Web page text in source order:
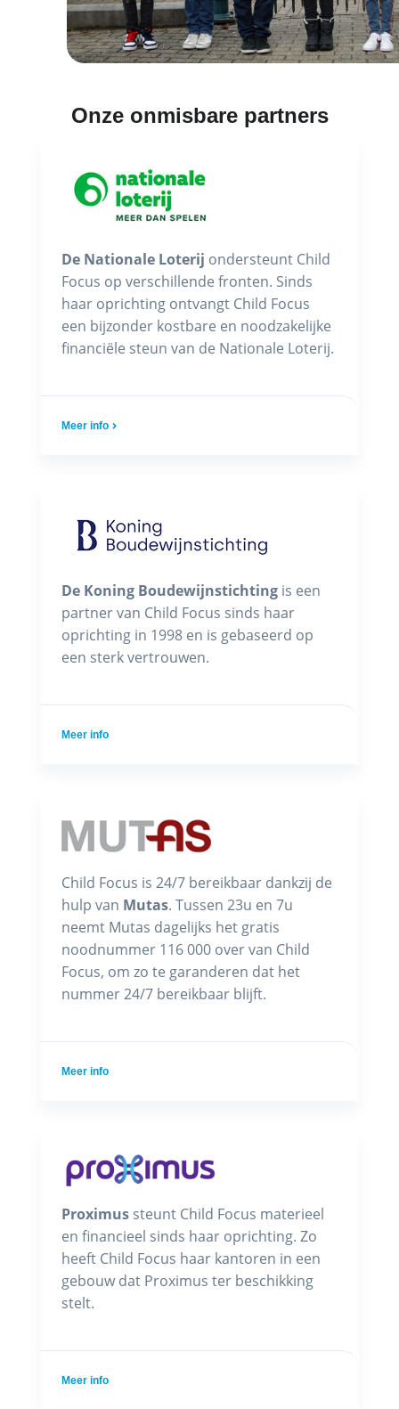
Onze onmisbare partners
De Nationale Loterij ondersteunt Child
Focus op verschillende fronten. Sinds
haar oprichting ontvangt Child Focus
een bijzonder kostbare en noodzakelijke
financiële steun van de Nationale Loterij.
Meer info
De Koning Boudewijnstichting is een
partner van Child Focus sinds haar
oprichting in 1998 en is gebaseerd op
een sterk vertrouwen.
Meer info
Child Focus is 24/7 bereikbaar dankzij de
hulp van Mutas. Tussen 23u en 7u
neemt Mutas dagelijks het gratis
noodnummer 116 000 over van Child
Focus, om zo te garanderen dat het
nummer 24/7 bereikbaar blijft.
Meer info
Proximus steunt Child Focus materieel
en financieel sinds haar oprichting. Zo
heeft Child Focus haar kantoren in een
gebouw dat Proximus ter beschikking
stelt.
Meer info